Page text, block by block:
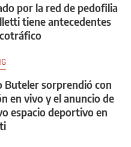
por la red de pedofilia
tiene antecedentes
Buteler sorprendió con
en vivo y el anuncio de
espacio deportivo en